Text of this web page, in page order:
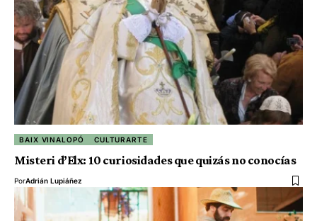
BAIX VINALOPÓ CULTURARTE
Misteri d’Elx: 10 curiosidades que quizás no conocías
PorAdrián Lupiáñez